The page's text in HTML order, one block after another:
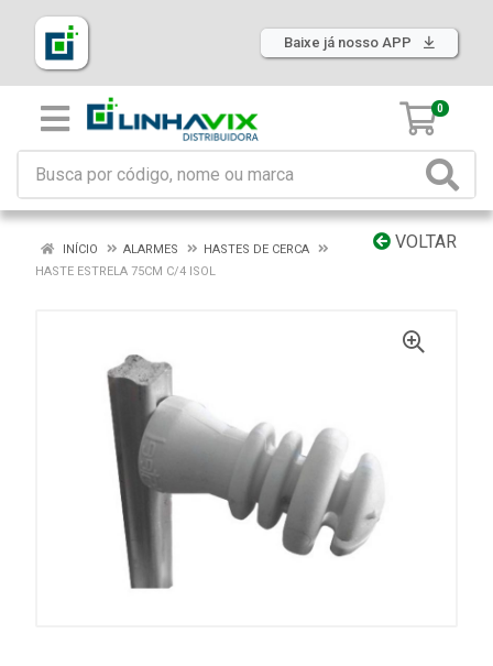
Baixe já nosso APP
0
VOLTAR
INÍCIO ALARMES
HASTES DE CERCA
HASTE ESTRELA 75CM C/4 ISOL